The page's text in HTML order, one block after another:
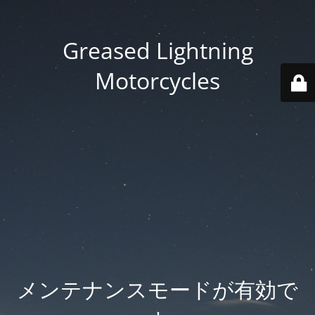
Greased Lightning
Motorcycles
メンテナンスモードが有効で